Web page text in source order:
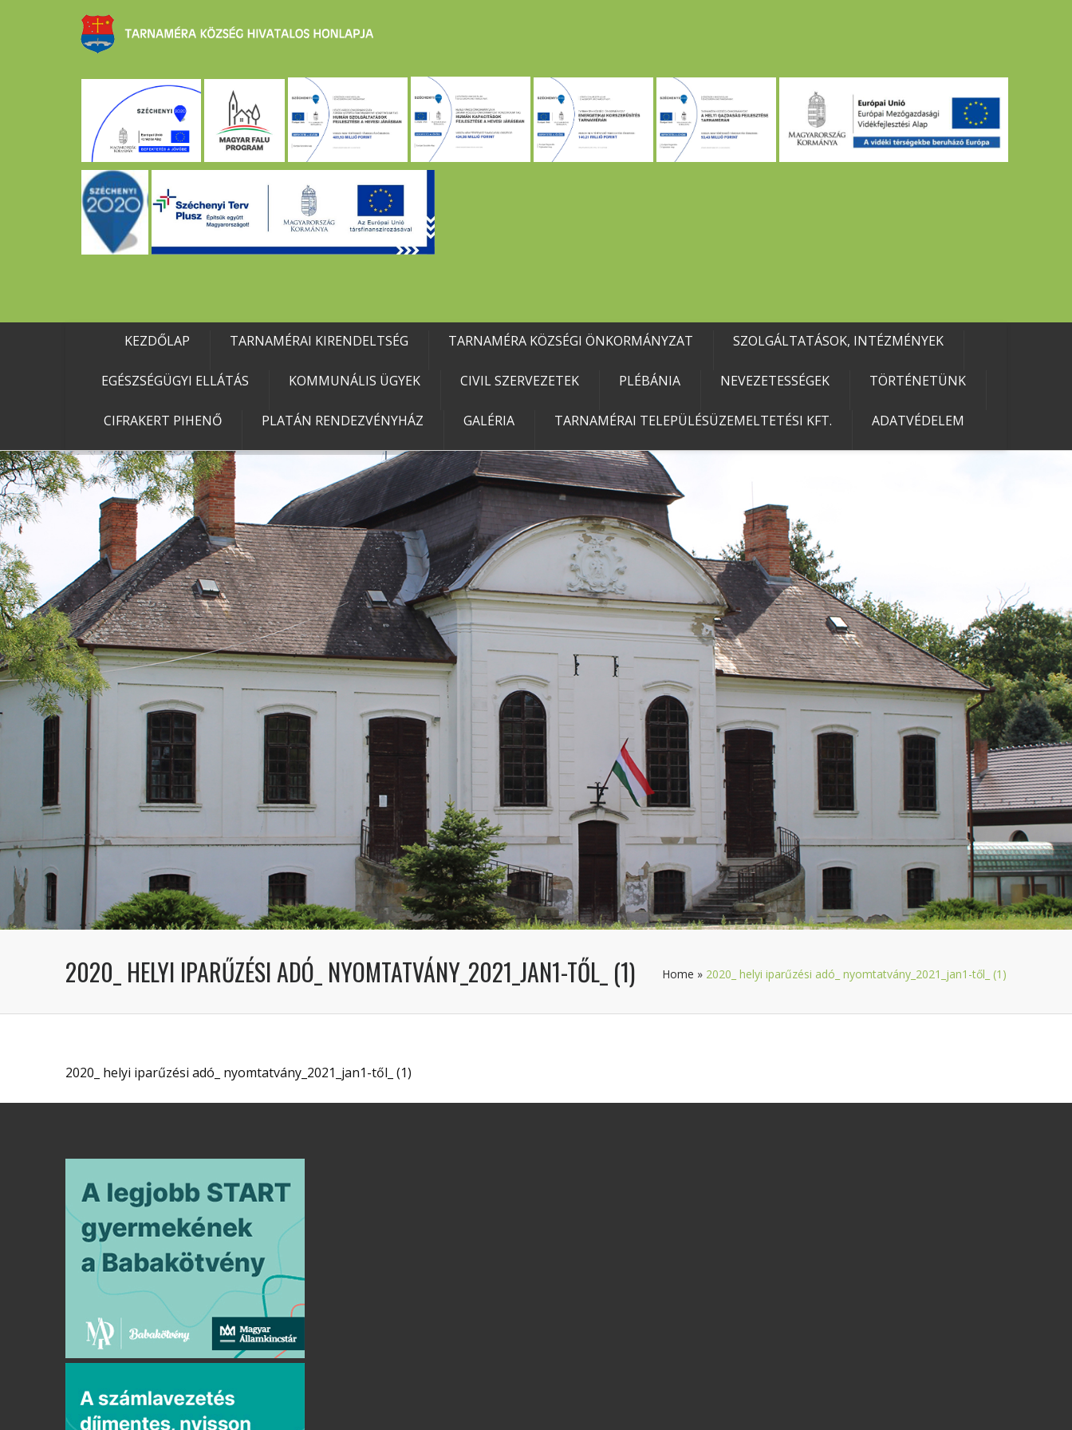
KEZDŐLAP TARNAMÉRAI KIRENDELTSÉG TARNAMÉRA KÖZSÉGI ÖNKORMÁNYZAT SZOLGÁLTATÁSOK, INTÉZMÉNYEK
EGÉSZSÉGÜGYI ELLÁTÁS KOMMUNÁLIS ÜGYEK CIVIL SZERVEZETEK PLÉBÁNIA NEVEZETESSÉGEK TÖRTÉNETÜNK
CIFRAKERT PIHENŐ PLATÁN RENDEZVÉNYHÁZ GALÉRIA TARNAMÉRAI TELEPÜLÉSÜZEMELTETÉSI KFT. ADATVÉDELEM
2020_ HELYI IPARŰZÉSI ADÓ_ NYOMTATVÁNY_2021_JAN1-TŐL_ (1) Home » 2020_ helyi iparűzési adó_ nyomtatvány_2021_jan1-től_ (1)
2020_ helyi iparűzési adó_ nyomtatvány_2021_jan1-től_ (1)